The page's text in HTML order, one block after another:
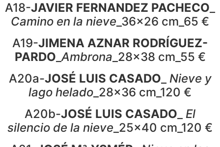
A18-JAVIER FERNANDEZ PACHECO
Camino en la nieve _36x26 cm_65 €
A19-JIMENA AZNAR RODRÍGUEZ-
PARDO _Ambrona _28x38 cm_55 €
A20a-JOSÉ LUIS CASADO
Nieve y
lago helado _28x36 cm_120 €
A20b-JOSÉ LUIS CASADO
El
silencio de la nieve _25x40 cm_120 €